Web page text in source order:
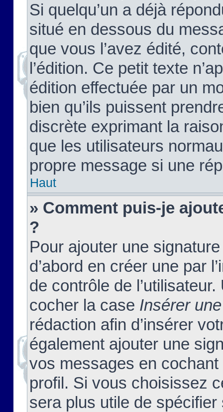
Si quelqu’un a déjà
situé en dessous du
que vous l’avez édité,
l’édition. Ce petit texte
édition effectuée par un
bien qu’ils puissent
discrète exprimant la
que les utilisateurs
propre message si une
Haut
» Comment puis-je
?
Pour ajouter une
d’abord en créer une par
de contrôle de
cocher la case Insérer
rédaction afin d’insérer
également ajouter une
vos messages en
profil. Si vous choisissez
sera plus utile de